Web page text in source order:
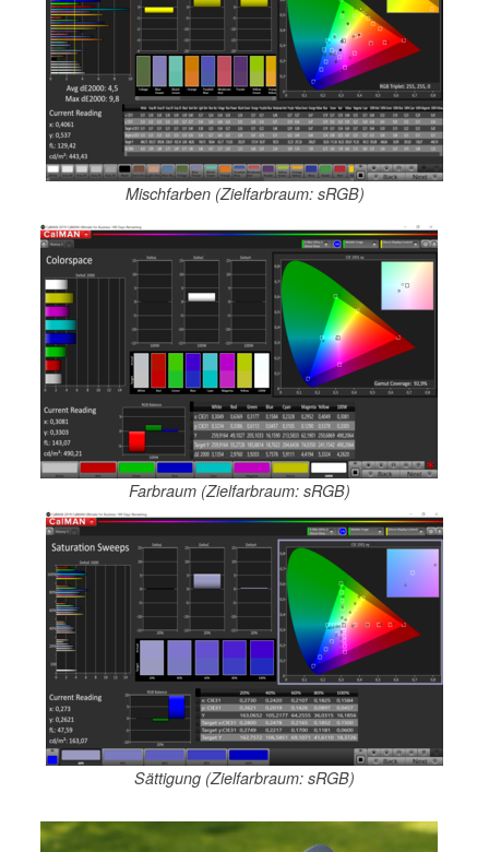
Mischfarben (Zielfarbraum: sRGB)
Farbraum (Zielfarbraum: sRGB)
Sättigung (Zielfarbraum: sRGB)